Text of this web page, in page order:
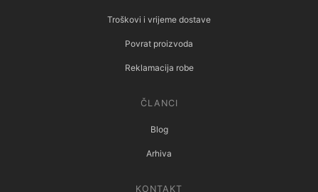
Troškovi i vrijeme dostave
Povrat proizvoda
Reklamacija robe
ČLANCI
Blog
Arhiva
KONTAKT